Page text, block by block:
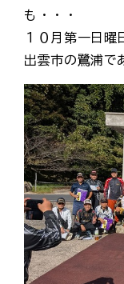
も・・・
１０月第一日曜
出雲市の鷺浦で